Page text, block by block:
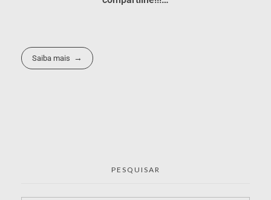
Saiba mais
PESQUISAR